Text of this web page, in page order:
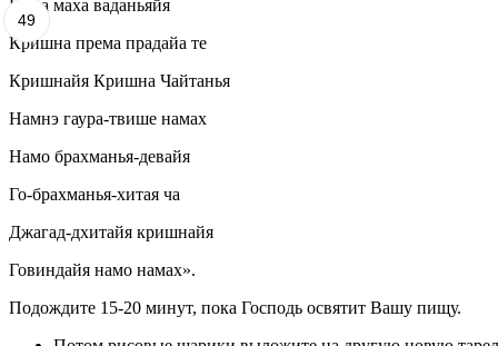
Нама маха ваданьяйя
Кришна према прадайа те
Кришнайя Кришна Чайтанья
Намнэ гаура-твише намах
Намо брахманья-девайя
Го-брахманья-хитая ча
Джагад-дхитайя кришнайя
Говиндайя намо намах».
Подождите 15-20 минут, пока Господь освятит Вашу пищу.
49